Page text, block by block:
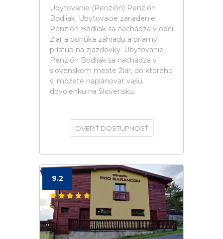
Ubytovanie (Penzión) Penzión
Bodliak. Ubytovacie zariadenie
Penzión Bodliak sa nachádza v obci
Žiar a ponúka záhradu a priamy
prístup na zjazdovky. Ubytovanie
Penzión Bodliak sa nachádza v
slovenskom meste Žiar, do ktorého
si môžete naplánovať vašú
dovolenku na Slovensku.
OVERIŤ DOSTUPNOSŤ
9.2